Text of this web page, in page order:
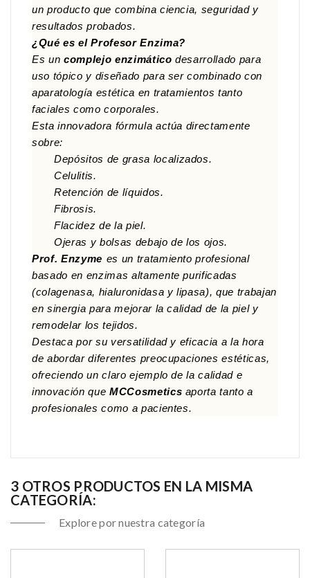
un producto que combina ciencia, seguridad y
resultados probados.
¿Qué es el Profesor Enzima?
Es un complejo enzimático desarrollado para
uso tópico y diseñado para ser combinado con
aparatología estética en tratamientos tanto
faciales como corporales.
Esta innovadora fórmula actúa directamente
sobre:
Depósitos de grasa localizados.
Celulitis.
Retención de líquidos.
Fibrosis.
Flacidez de la piel.
Ojeras y bolsas debajo de los ojos.
Prof. Enzyme es un tratamiento profesional
basado en enzimas altamente purificadas
(colagenasa, hialuronidasa y lipasa), que trabajan
en sinergia para mejorar la calidad de la piel y
remodelar los tejidos.
Destaca por su versatilidad y eficacia a la hora
de abordar diferentes preocupaciones estéticas,
ofreciendo un claro ejemplo de la calidad e
innovación que MCCosmetics aporta tanto a
profesionales como a pacientes.
3 OTROS PRODUCTOS EN LA MISMA
CATEGORÍA:
Explore por nuestra categoría